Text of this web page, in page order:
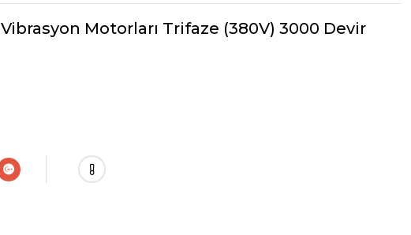
Vibrasyon Motorları Trifaze (380V) 3000 Devir